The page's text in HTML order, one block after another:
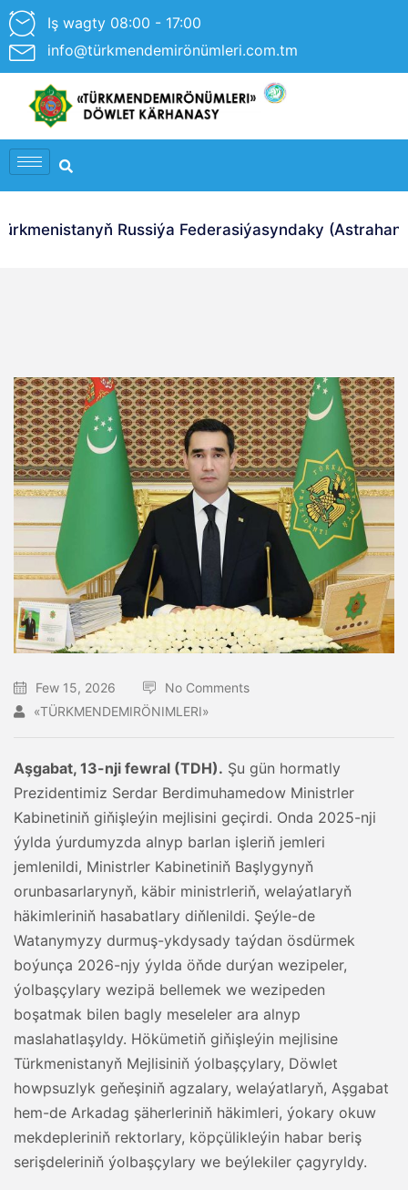
Iş wagty 08:00 - 17:00
info@türkmendemirönümleri.com.tm
Russiýa Federasiýasyndaky (Astrahan
Few 15, 2026
No Comments
«TÜRKMENDEMIRÖNIMLERI»
Aşgabat, 13-nji fewral (TDH). Şu gün hormatly
Prezidentimiz Serdar Berdimuhamedow Ministrler
Kabinetiniň giňişleýin mejlisini geçirdi. Onda 2025-nji
ýylda ýurdumyzda alnyp barlan işleriň jemleri
jemlenildi, Ministrler Kabinetiniň Başlygynyň
orunbasarlarynyň, käbir ministrleriň, welaýatlaryň
häkimleriniň hasabatlary diňlenildi. Şeýle-de
Watanymyzy durmuş-ykdysady taýdan ösdürmek
boýunça 2026-njy ýylda öňde durýan wezipeler,
ýolbaşçylary wezipä bellemek we wezipeden
boşatmak bilen bagly meseleler ara alnyp
maslahatlaşyldy. Hökümetiň giňişleýin mejlisine
Türkmenistanyň Mejlisiniň ýolbaşçylary, Döwlet
howpsuzlyk geňeşiniň agzalary, welaýatlaryň, Aşgabat
hem-de Arkadag şäherleriniň häkimleri, ýokary okuw
mekdepleriniň rektorlary, köpçülikleýin habar beriş
serişdeleriniň ýolbaşçylary we beýlekiler çagyryldy.